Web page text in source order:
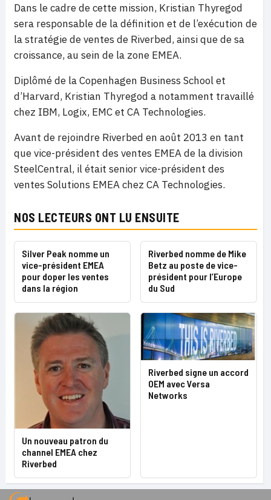
Dans le cadre de cette mission, Kristian Thyregod
sera responsable de la définition et de l’exécution de
la stratégie de ventes de Riverbed, ainsi que de sa
croissance, au sein de la zone EMEA.
Diplômé de la Copenhagen Business School et
d’Harvard, Kristian Thyregod a notamment travaillé
chez IBM, Logix, EMC et CA Technologies.
Avant de rejoindre Riverbed en août 2013 en tant
que vice-président des ventes EMEA de la division
SteelCentral, il était senior vice-président des
ventes Solutions EMEA chez CA Technologies.
NOS LECTEURS ONT LU ENSUITE
Silver Peak nomme un
vice-président EMEA
pour doper les ventes
dans la région
Riverbed nomme de Mike
Betz au poste de vice-
président pour l’Europe
du Sud
Un nouveau patron du
channel EMEA chez
Riverbed
Riverbed signe un accord
OEM avec Versa
Networks